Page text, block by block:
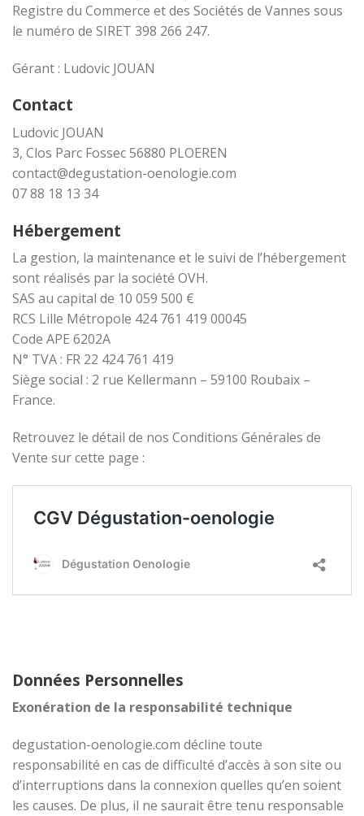
Registre du Commerce et des Sociétés de Vannes sous
le numéro de SIRET 398 266 247.
Gérant : Ludovic JOUAN
Contact
Ludovic JOUAN
3, Clos Parc Fossec 56880 PLOEREN
contact@degustation-oenologie.com
07 88 18 13 34
Hébergement
La gestion, la maintenance et le suivi de l’hébergement
sont réalisés par la société OVH.
SAS au capital de 10 059 500 €
RCS Lille Métropole 424 761 419 00045
Code APE 6202A
N° TVA : FR 22 424 761 419
Siège social : 2 rue Kellermann – 59100 Roubaix –
France.
Retrouvez le détail de nos Conditions Générales de
Vente sur cette page :
Données Personnelles
Exonération de la responsabilité technique
degustation-oenologie.com décline toute
responsabilité en cas de difficulté d’accès à son site ou
d’interruptions dans la connexion quelles qu’en soient
les causes. De plus, il ne saurait être tenu responsable